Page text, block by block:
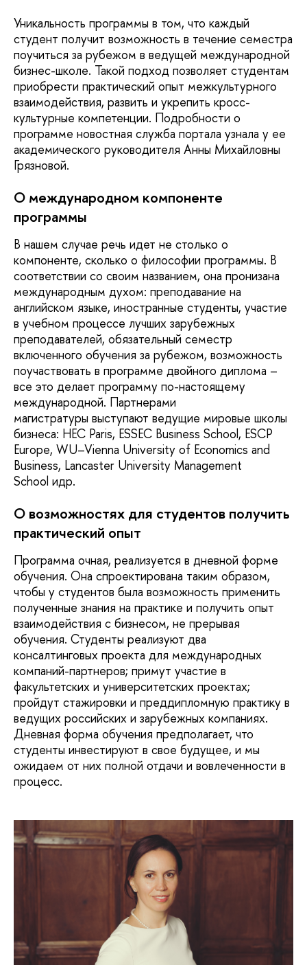
Уникальность программы в том, что каждый
студент получит возможность в течение семестра
поучиться за рубежом в ведущей международной
бизнес-школе. Такой подход позволяет студентам
приобрести практический опыт межкультурного
взаимодействия, развить и укрепить кросс-
культурные компетенции. Подробности о
программе новостная служба портала узнала у ее
академического руководителя Анны Михайловны
Грязновой.
О международном компоненте
программы
В нашем случае речь идет не столько о
компоненте, сколько о философии программы. В
соответствии со своим названием, она пронизана
международным духом: преподавание на
английском языке, иностранные студенты, участие
в учебном процессе лучших зарубежных
преподавателей, обязательный семестр
включенного обучения за рубежом, возможность
поучаствовать в программе двойного диплома –
все это делает программу по-настоящему
международной. Партнерами
магистратуры выступают ведущие мировые школы
бизнеса: HEC Paris, ESSEC Business School, ESCP
Europe, WU–Vienna University of Economics and
Business, Lancaster University Management
School идр.
О возможностях для студентов получить
практический опыт
Программа очная, реализуется в дневной форме
обучения. Она спроектирована таким образом,
чтобы у студентов была возможность применить
полученные знания на практике и получить опыт
взаимодействия с бизнесом, не прерывая
обучения. Студенты реализуют два
консалтинговых проекта для международных
компаний-партнеров; примут участие в
факультетских и университетских проектах;
пройдут стажировки и преддипломную практику в
ведущих российских и зарубежных компаниях.
Дневная форма обучения предполагает, что
студенты инвестируют в свое будущее, и мы
ожидаем от них полной отдачи и вовлеченности в
процесс.